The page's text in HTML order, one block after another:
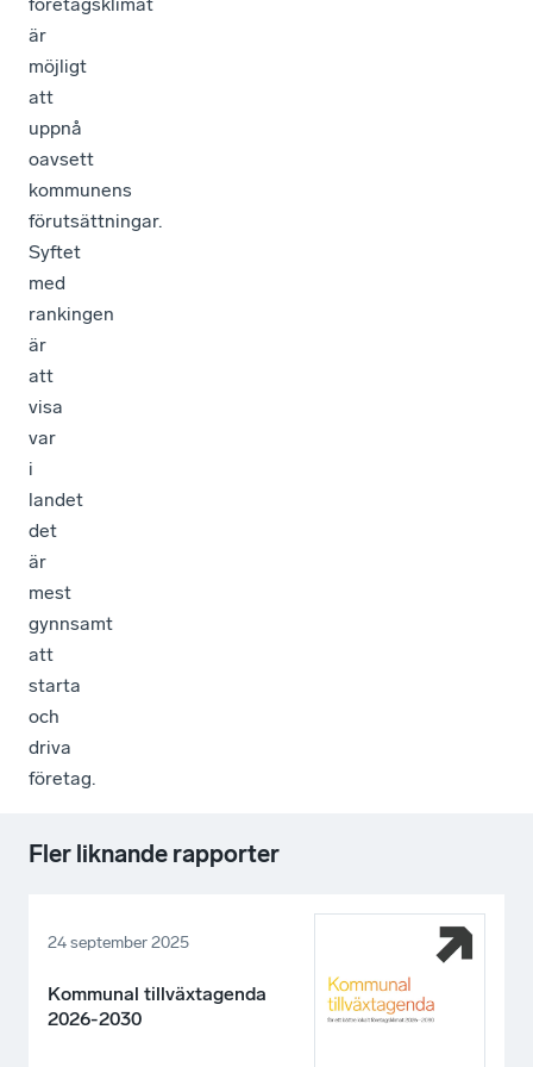
är
möjligt
att
uppnå
oavsett
kommunens
förutsättningar.
Syftet
med
rankingen
är
att
visa
var
i
landet
det
är
mest
gynnsamt
att
starta
och
driva
företag.
Fler liknande rapporter
24 september 2025
Kommunal tillväxtagenda
2026-2030